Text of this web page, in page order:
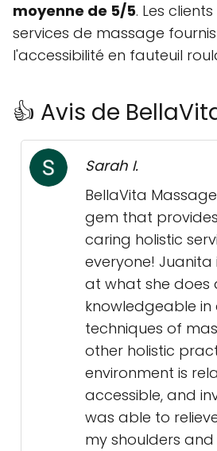
moyenne de 5/5. Les
services de massage
l'accessibilité en fauteuil
👍 Avis de
Sarah I.
BellaVita
gem that
caring holistic
everyone! Juanita
at what she does
knowledgeable
techniques of
other holistic
environment is
accessible, and
was able to
my shoulders